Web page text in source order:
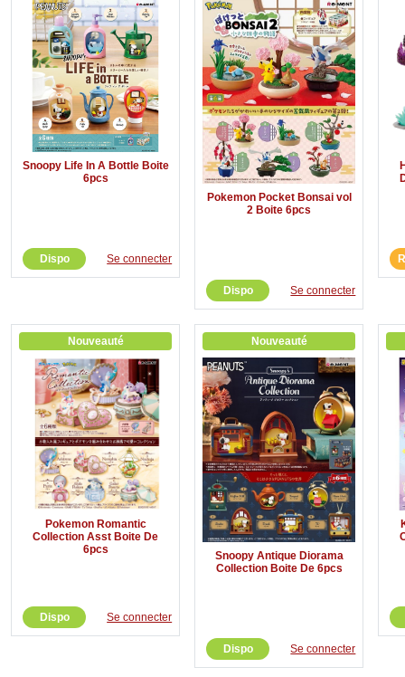
Snoopy Life In A Bottle Boite
6pcs
Dispo Se connecter
Pokemon Pocket Bonsai vol
2 Boite 6pcs
Dispo Se connecter
Nouveauté
Pokemon Romantic
Collection Asst Boite De
6pcs
Dispo Se connecter
Nouveauté
Snoopy Antique Diorama
Collection Boite De 6pcs
Dispo Se connecter